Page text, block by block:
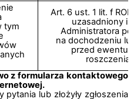
tym
Art. 6 ust. 1 lit. f
uzasadniony
Administratora
na dochodzeniu
przed
z formularza kontaktowego
lub złożyły zgłoszenia